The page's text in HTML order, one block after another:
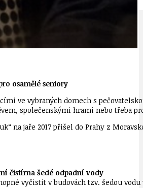
osamělé seniory
ve vybraných domech s
společenskými hrami nebo třeba
na jaře 2017 přišel do Prahy z
čistírna šedé odpadní vody
vyčistit v budovách tzv. šedou